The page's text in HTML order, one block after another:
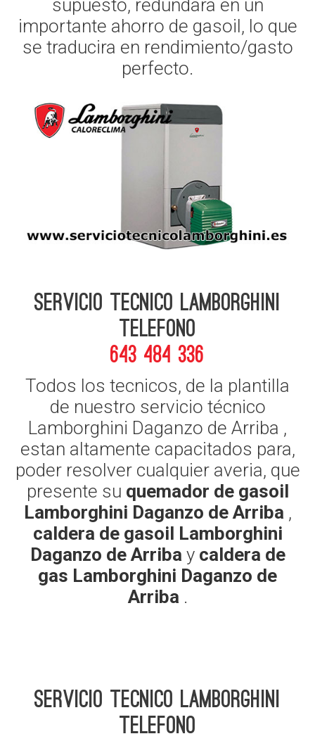
supuesto, redundara en un
importante ahorro de gasoil, lo que
se traducira en rendimiento/gasto
perfecto.
Servicio Tecnico Lamborghini
telefono
643 484 336
Todos los tecnicos, de la plantilla
de nuestro servicio técnico
Lamborghini Daganzo de Arriba ,
estan altamente capacitados para,
poder resolver cualquier averia, que
presente su quemador de gasoil
Lamborghini Daganzo de Arriba ,
caldera de gasoil Lamborghini
Daganzo de Arriba y caldera de
gas Lamborghini Daganzo de
Arriba .
Servicio Tecnico Lamborghini
telefono